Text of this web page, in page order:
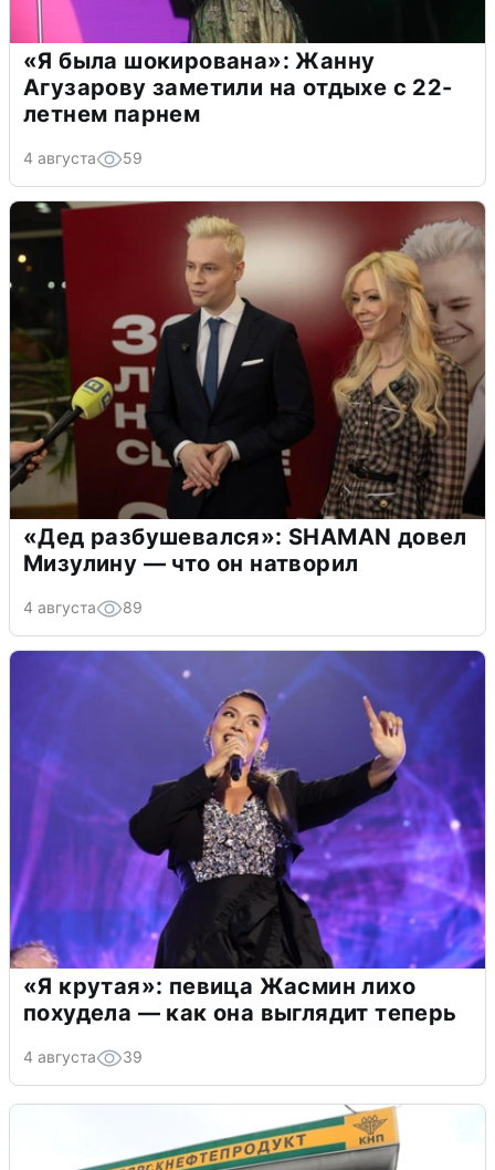
«Я была шокирована»: Жанну
Агузарову заметили на отдыхе с 22-
летнем парнем
4 августа 59
«Дед разбушевался»: SHAMAN довел
Мизулину — что он натворил
4 августа 89
«Я крутая»: певица Жасмин лихо
похудела — как она выглядит теперь
4 августа 39